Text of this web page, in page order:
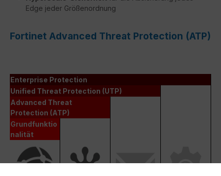
Edge jeder Größenordnung
Fortinet Advanced Threat Protection (ATP)
Enterprise Protection
Unified Threat Protection (UTP)
Advanced Threat
Protection (ATP)
Grundfunktio
nalität